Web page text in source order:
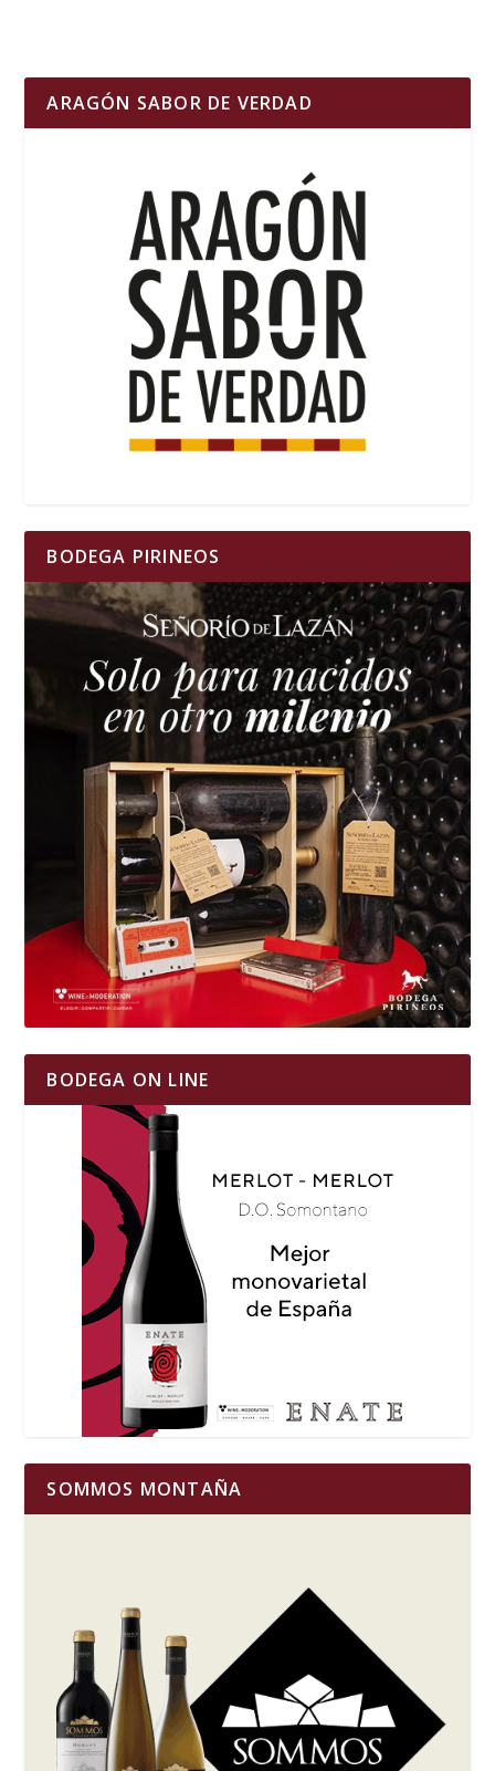
ARAGÓN SABOR DE VERDAD
BODEGA PIRINEOS
BODEGA ON LINE
SOMMOS MONTAÑA